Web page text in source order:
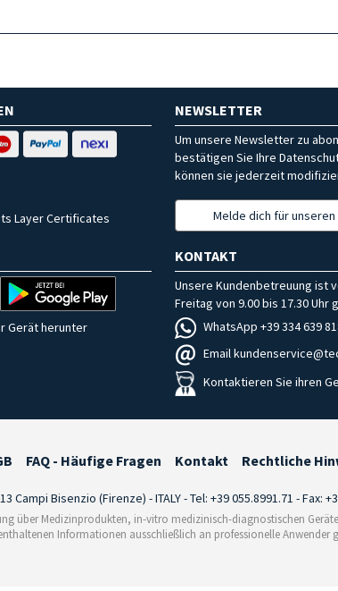
Layer Certificates
NEWSLETTER
Um unsere Newsletter zu
bestätigen Sie Ihre
können sie jederzeit
Melde dich für
Gerät herunter
KONTAKT
Unsere Kundenbetreuung ist
Freitag von 9.00 bis 17.30 Uhr
WhatsApp +39 334 639
Email
Kontaktieren Sie ihren
FAQ - Häufige Fragen Kontakt Rechtliche
Campi Bisenzio (Firenze) - ITALY - Tel: +39 055.8991.71 - Fax:
über Medizinprodukten, in-vitro medizinisch-diagnostischen
Informationen ausschließlich an professionelle Anwender